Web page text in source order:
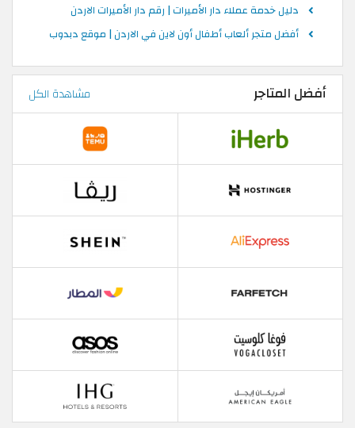
دليل خدمة عملاء دار الأميرات | رقم دار الأميرات الاردن
أفضل متجر ألعاب أطفال أون لاين في الاردن | موقع دبدوب
أفضل المتاجر مشاهدة الكل